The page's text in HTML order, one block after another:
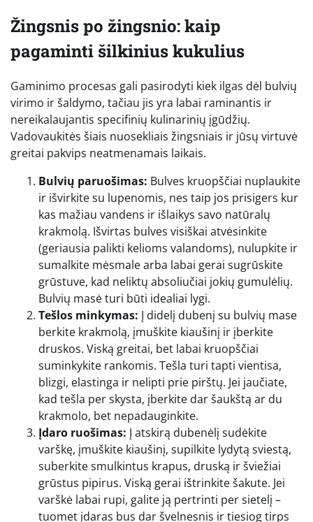
Žingsnis po žingsnio: kaip
pagaminti šilkinius kukulius
Gaminimo procesas gali pasirodyti kiek ilgas dėl bulvių
virimo ir šaldymo, tačiau jis yra labai raminantis ir
nereikalaujantis specifinių kulinarinių įgūdžių.
Vadovaukitės šiais nuosekliais žingsniais ir jūsų virtuvė
greitai pakvips neatmenamais laikais.
Bulvių paruošimas: Bulves kruopščiai nuplaukite
ir išvirkite su lupenomis, nes taip jos prisigers kur
kas mažiau vandens ir išlaikys savo natūralų
krakmolą. Išvirtas bulves visiškai atvėsinkite
(geriausia palikti kelioms valandoms), nulupkite ir
sumalkite mėsmale arba labai gerai sugrūskite
grūstuve, kad neliktų absoliučiai jokių gumulėlių.
Bulvių masė turi būti idealiai lygi.
Tešlos minkymas: Į didelį dubenį su bulvių mase
berkite krakmolą, įmuškite kiaušinį ir įberkite
druskos. Viską greitai, bet labai kruopščiai
suminkykite rankomis. Tešla turi tapti vientisa,
blizgi, elastinga ir nelipti prie pirštų. Jei jaučiate,
kad tešla per skysta, įberkite dar šaukštą ar du
krakmolo, bet nepadauginkite.
Įdaro ruošimas: Į atskirą dubenėlį sudėkite
varškę, įmuškite kiaušinį, supilkite lydytą sviestą,
suberkite smulkintus krapus, druską ir šviežiai
grūstus pipirus. Viską gerai ištrinkite šakute. Jei
varškė labai rupi, galite ją pertrinti per sietelį –
tuomet įdaras bus dar švelnesnis ir tiesiog tirps